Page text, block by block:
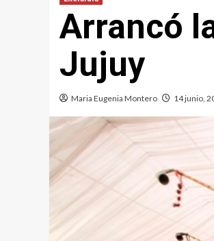
Arrancó
Jujuy
Maria Eugenia Montero 14 junio,